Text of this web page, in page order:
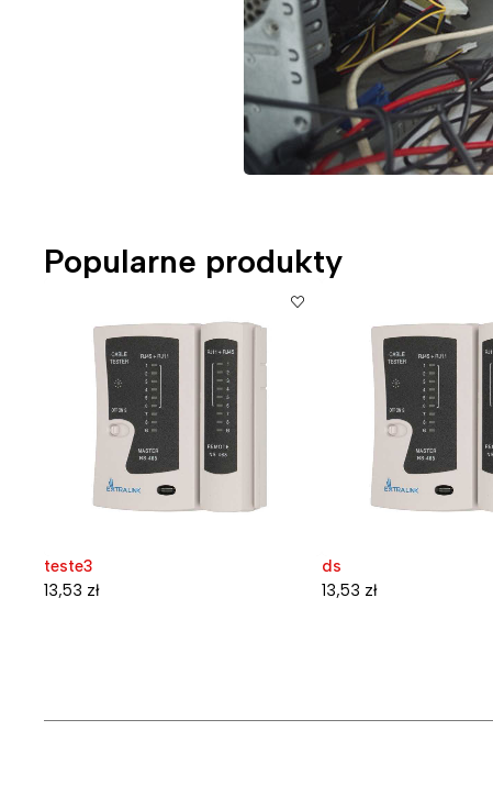
Popularne produkty
teste3
13,53 zł
ds
13,53 zł